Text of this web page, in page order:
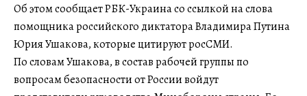
Об этом сообщает РБК-Украина со ссылкой на слова
помощника российского диктатора Владимира Путина
Юрия Ушакова, которые цитируют росСМИ.
По словам Ушакова, в состав рабочей группы по
вопросам безопасности от России войдут